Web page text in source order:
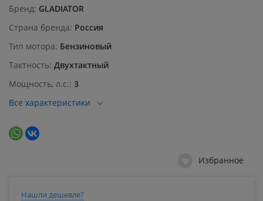
Бренд GLADIATOR
Страна бренда Россия
Тип мотора Бензиновый
Тактность Двухтактный
Мощность, л.с. 3
Все характеристики
Избранное
Нашли дешевле?